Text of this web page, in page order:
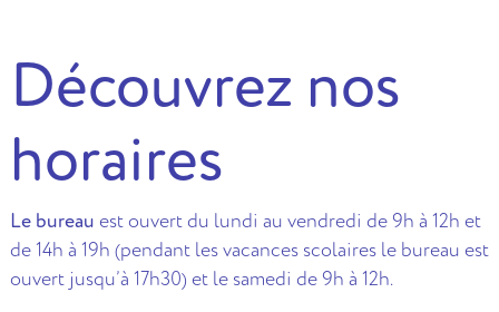
Découvrez nos
horaires
Le bureau est ouvert du lundi au vendredi de 9h à 12h et
de 14h à 19h (pendant les vacances scolaires le bureau est
ouvert jusqu’à 17h30) et le samedi de 9h à 12h.